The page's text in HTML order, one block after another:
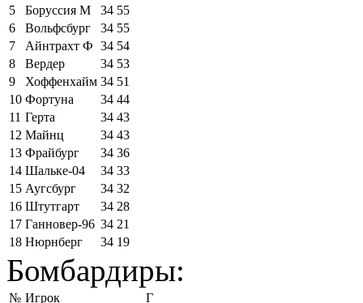
5
Боруссия М 34 55
6
Вольфсбург 34 55
7
Айнтрахт Ф 34 54
8
Вердер 34 53
9
Хоффенхайм 34 51
10 Фортуна 34 44
11 Герта 34 43
12 Майнц 34 43
13 Фрайбург 34 36
14 Шальке-04 34 33
15 Аугсбург 34 32
16 Штутгарт 34 28
17 Ганновер-96 34 21
18 Нюрнберг 34 19
Бомбардиры:
№ Игрок
Г